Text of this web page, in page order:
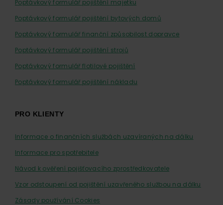
Poptávkový formulář pojištění majetku
Poptávkový formulář pojištění bytových domů
Poptávkový formulář finanční způsobilost dopravce
Poptávkový formulář pojištění strojů
Poptávkový formulář flotilové pojištění
Poptávkový formulář pojištění nákladu
PRO KLIENTY
Informace o finančních službách uzavíraných na dálku
Informace pro spotřebitele
Návod k ověření pojišťovacího zprostředkovatele
Vzor odstoupení od pojištění uzavřeného službou na dálku
Zásady používání Cookies